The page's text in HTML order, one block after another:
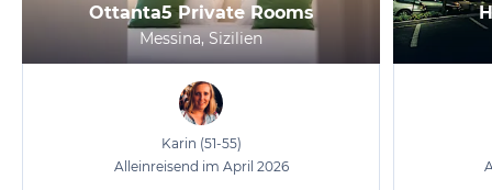
Ottanta5 Private Rooms
Messina, Sizilien
Karin (51-55)
Alleinreisend im April 2026